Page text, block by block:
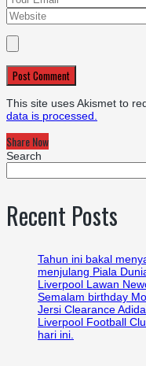
Post Comment
This site uses Akismet to
data is processed.
Share Now
Search
Recent Posts
Tahun ini bakal
menjulang Piala
Liverpool Lawan
Semalam birthday
Jersi Clearance
Liverpool Football
hari ini.